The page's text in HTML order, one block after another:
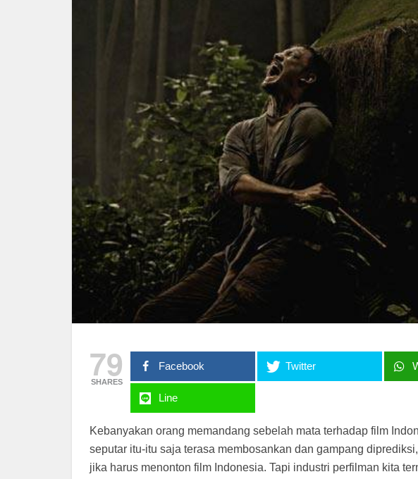
79
SHARES
Facebook Twitter
Line
Kebanyakan orang memandang sebelah mata terhadap film
seputar itu-itu saja terasa membosankan dan gampang
jika harus menonton film Indonesia. Tapi industri perfilman kita